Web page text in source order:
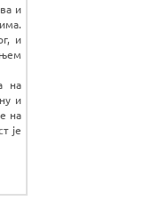
и
и
на
и
на
је